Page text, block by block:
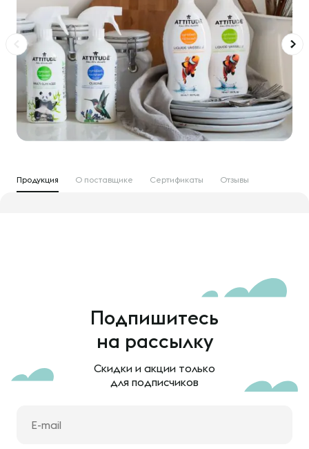
Продукция О поставщике Сертификаты Отзывы
Подпишитесь
на рассылку
Скидки и акции только
для подписчиков